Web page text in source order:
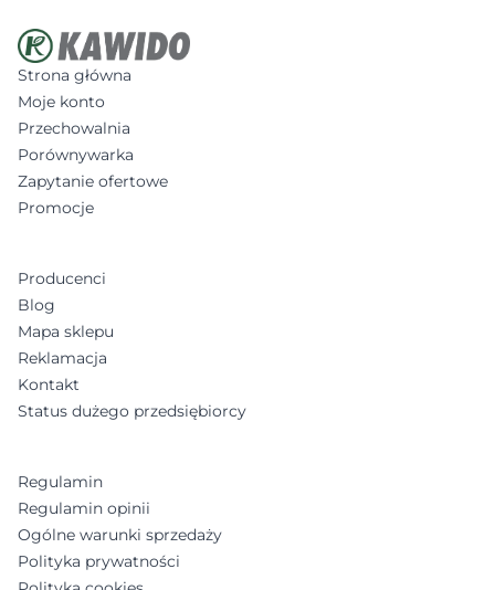
Strona główna
Moje konto
Przechowalnia
Porównywarka
Zapytanie ofertowe
Promocje
Producenci
Blog
Mapa sklepu
Reklamacja
Kontakt
Status dużego przedsiębiorcy
Regulamin
Regulamin opinii
Ogólne warunki sprzedaży
Polityka prywatności